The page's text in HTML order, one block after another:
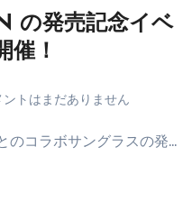
の発売記念イベ
催！
ントはまだありません
のコラボサングラスの発…